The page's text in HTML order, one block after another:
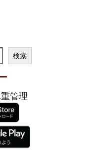
検索
管理